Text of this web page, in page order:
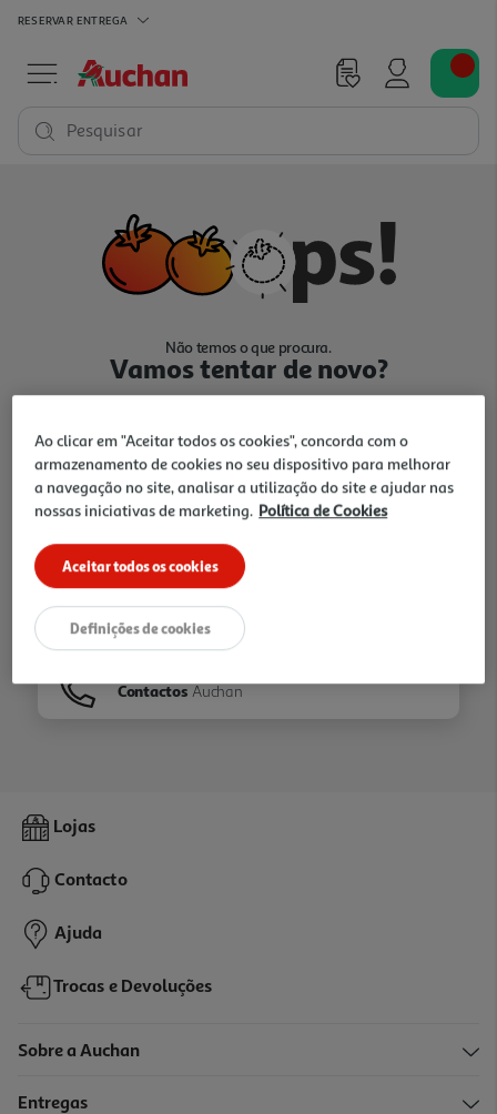
RESERVAR ENTREGA
Pesquisar
Não temos o que procura.
Vamos tentar de novo?
Ir para Homepage
Folhetos
Contactos Auchan
Lojas
Contacto
Ajuda
Trocas e Devoluções
Sobre a Auchan
Entregas
Ao clicar em "Aceitar todos os cookies", concorda com o
armazenamento de cookies no seu dispositivo para melhorar
a navegação no site, analisar a utilização do site e ajudar nas
nossas iniciativas de marketing. Política de Cookies
Aceitar todos os cookies
Definições de cookies